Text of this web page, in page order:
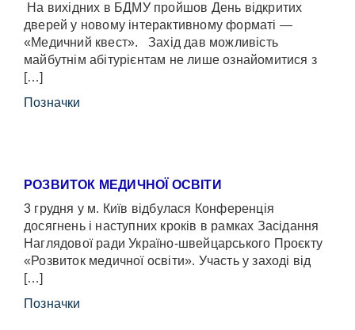
На вихідних в БДМУ пройшов День відкритих
дверей у новому інтерактивному форматі —
«Медичний квест». Захід дав можливість
майбутнім абітурієнтам не лише ознайомитися з
[…]
Позначки
РОЗВИТОК МЕДИЧНОЇ ОСВІТИ
3 грудня у м. Київ відбулася Конференція
досягнень і наступних кроків в рамках Засідання
Наглядової ради Україно-швейцарського Проєкту
«Розвиток медичної освіти». Участь у заході від
[…]
Позначки